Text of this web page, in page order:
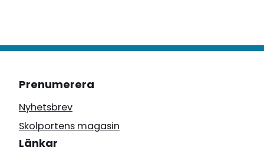
Prenumerera
Nyhetsbrev
Skolportens magasin
Länkar